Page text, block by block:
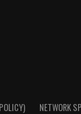
NETWORK